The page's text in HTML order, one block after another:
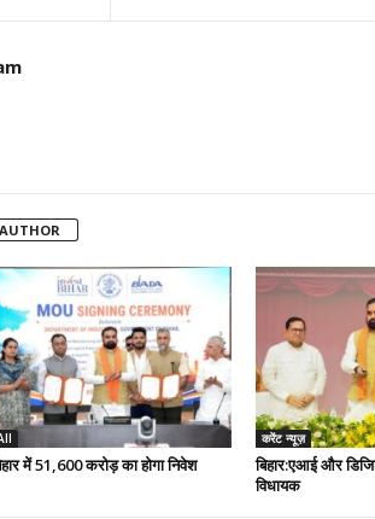
में 51,600 करोड़ का होगा निवेश
करेंट न्यूज़
बिहार:एआई और
विधायक